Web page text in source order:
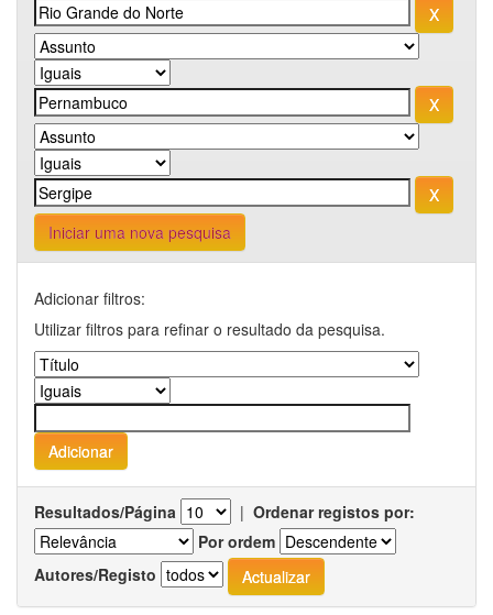
Iniciar uma nova pesquisa
Adicionar filtros:
Utilizar filtros para refinar o resultado da pesquisa.
Resultados/Página | Ordenar registos por:
Por ordem
Autores/Registo